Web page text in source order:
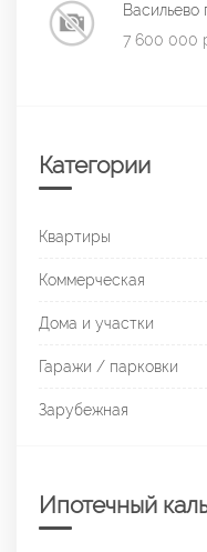
Васильево
7 600 000
Категории
Квартиры
Коммерческая
Дома и участки
Гаражи / парковки
Зарубежная
Ипотечный